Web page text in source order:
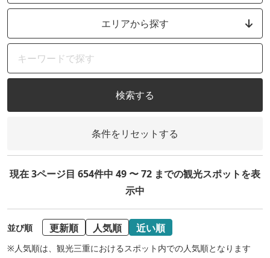
エリアから探す
検索する
条件をリセットする
現在 3ページ目 654件中 49 〜 72 までの観光スポットを表
示中
並び順 更新順 人気順 近い順
※人気順は、観光三重におけるスポット内での人気順となります